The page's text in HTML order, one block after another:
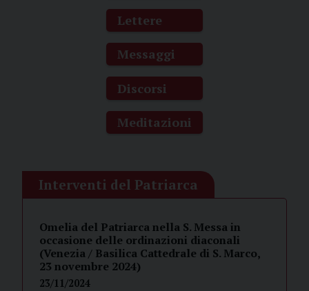
Lettere
Messaggi
Discorsi
Meditazioni
Interventi del Patriarca
Omelia del Patriarca nella S. Messa in
occasione delle ordinazioni diaconali
(Venezia / Basilica Cattedrale di S. Marco,
23 novembre 2024)
23/11/2024